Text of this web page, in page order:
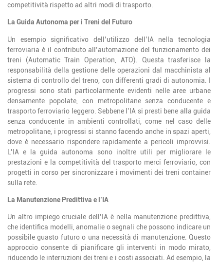
competitività rispetto ad altri modi di trasporto.
La Guida Autonoma per i Treni del Futuro
Un esempio significativo dell’utilizzo dell’IA nella tecnologia
ferroviaria è il contributo all’automazione del funzionamento dei
treni (Automatic Train Operation, ATO). Questa trasferisce la
responsabilità della gestione delle operazioni dal macchinista al
sistema di controllo del treno, con differenti gradi di autonomia. I
progressi sono stati particolarmente evidenti nelle aree urbane
densamente popolate, con metropolitane senza conducente e
trasporto ferroviario leggero. Sebbene l’IA si presti bene alla guida
senza conducente in ambienti controllati, come nel caso delle
metropolitane, i progressi si stanno facendo anche in spazi aperti,
dove è necessario rispondere rapidamente a pericoli improvvisi.
L’IA e la guida autonoma sono inoltre utili per migliorare le
prestazioni e la competitività del trasporto merci ferroviario, con
progetti in corso per sincronizzare i movimenti dei treni container
sulla rete.
La Manutenzione Predittiva e l’IA
Un altro impiego cruciale dell’IA è nella manutenzione predittiva,
che identifica modelli, anomalie o segnali che possono indicare un
possibile guasto futuro o una necessità di manutenzione. Questo
approccio consente di pianificare gli interventi in modo mirato,
riducendo le interruzioni dei treni e i costi associati. Ad esempio, la